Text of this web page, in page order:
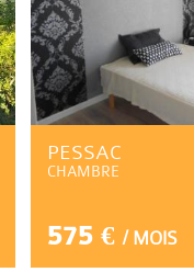
PESSAC
CHAMBRE
575 €/ MOIS